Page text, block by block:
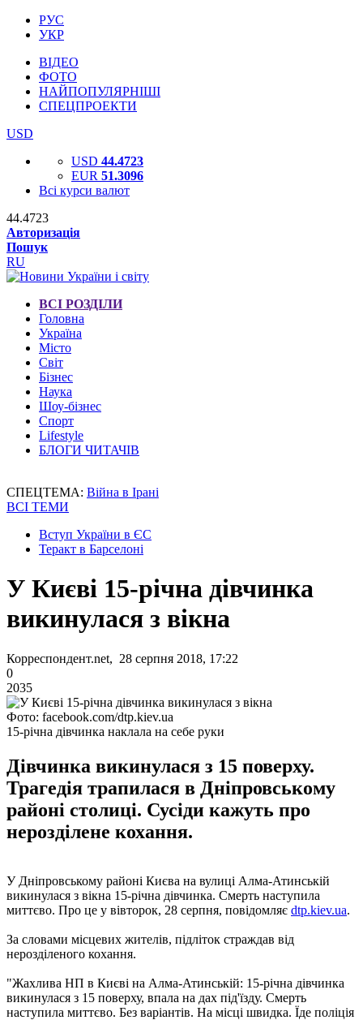
РУС
УКР
ВІДЕО
ФОТО
НАЙПОПУЛЯРНІШІ
СПЕЦПРОЕКТИ
USD
USD 44.4723
EUR 51.3096
Всі курси валют
44.4723
Авторизація
Пошук
RU
ВСІ РОЗДІЛИ
Головна
Україна
Місто
Світ
Бізнес
Наука
Шоу-бізнес
Спорт
Lifestyle
БЛОГИ ЧИТАЧІВ
СПЕЦТЕМА: Війна в Ірані
ВСІ ТЕМИ
Вступ України в ЄС
Теракт в Барселоні
У Києві 15-річна дівчинка
викинулася з вікна
Корреспондент.net, 28 серпня 2018, 17:22
0
2035
Фото: facebook.com/dtp.kiev.ua
15-річна дівчинка наклала на себе руки
Дівчинка викинулася з 15 поверху.
Трагедія трапилася в Дніпровському
районі столиці. Сусіди кажуть про
нерозділене кохання.
У Дніпровському районі Києва на вулиці Алма-Атинській
викинулася з вікна 15-річна дівчинка. Смерть наступила
миттєво. Про це у вівторок, 28 серпня, повідомляє dtp.kiev.ua.
За словами місцевих жителів, підліток страждав від
нерозділеного кохання.
"Жахлива НП в Києві на Алма-Атинській: 15-річна дівчинка
викинулася з 15 поверху, впала на дах під'їзду. Смерть
наступила миттєво. Без варіантів. На місці швидка. Їде поліція